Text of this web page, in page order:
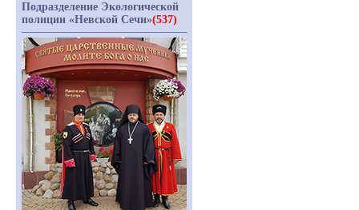
Подразделение Экологической
полиции «Невской Сечи»(537)